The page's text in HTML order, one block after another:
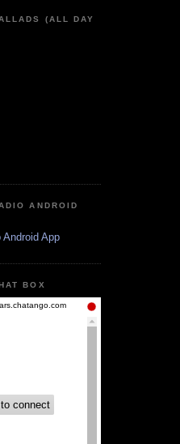
(ALL DAY
ANDROID
Android App
BOX